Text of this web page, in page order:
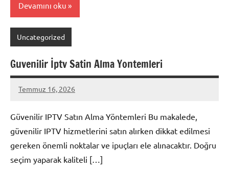
Devamını oku
Uncategorized
Guvenilir İptv Satin Alma Yontemleri
Temmuz 16, 2026
admin
Yorum
Güvenilir IPTV Satın Alma Yöntemleri Bu makalede,
güvenilir IPTV hizmetlerini satın alırken dikkat edilmesi
gereken önemli noktalar ve ipuçları ele alınacaktır. Doğru
seçim yaparak kaliteli […]